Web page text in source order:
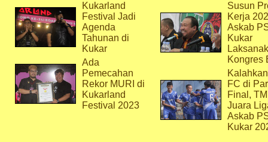
Kukarland
Festival Jadi
Agenda
Tahunan di
Kukar
Ada
Pemecahan
Rekor MURI di
Kukarland
Festival 2023
Susun
Kerja
Askab
Kukar
Kongres
FC di
Final,
Juara
Askab
Kukar